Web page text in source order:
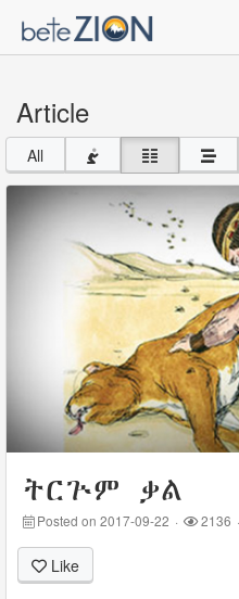
Article
All
ትርጕም ቃል
Posted on 2017-09-22 · 2136 ·
Like